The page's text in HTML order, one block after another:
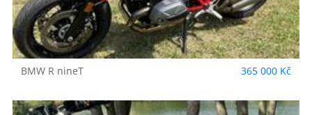
BMW R nineT 365 000 Kč